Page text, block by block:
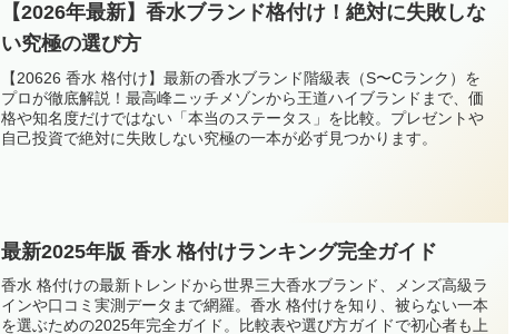
【2026年最新】香水ブランド格付け！絶対に失敗しな
い究極の選び方
【20626 香水 格付け】最新の香水ブランド階級表（S〜Cランク）を
プロが徹底解説！最高峰ニッチメゾンから王道ハイブランドまで、価
格や知名度だけではない「本当のステータス」を比較。プレゼントや
自己投資で絶対に失敗しない究極の一本が必ず見つかります。
最新2025年版 香水 格付けランキング完全ガイド
香水 格付けの最新トレンドから世界三大香水ブランド、メンズ高級ラ
インや口コミ実測データまで網羅。香水 格付けを知り、被らない一本
を選ぶための2025年完全ガイド。比較表や選び方ガイドで初心者も上